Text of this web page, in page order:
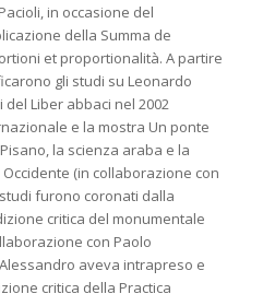
in occasione del
della Summa de
et proportionalità. A partire
gli studi su Leonardo
del Liber abbaci nel 2002
e la mostra Un ponte
la scienza araba e la
(in collaborazione con
furono coronati dalla
critica del monumentale
con Paolo
aveva intrapreso e
critica della Practica